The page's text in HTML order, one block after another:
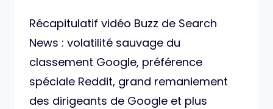
Récapitulatif vidéo Buzz de Search
News : volatilité sauvage du
classement Google, préférence
spéciale Reddit, grand remaniement
des dirigeants de Google et plus